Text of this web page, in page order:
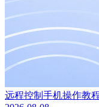
远程控制手机操作教